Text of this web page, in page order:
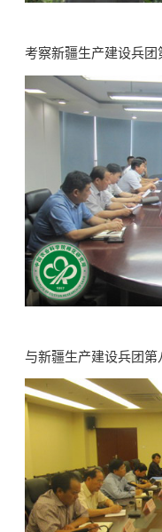
考察新疆生产建设兵
与新疆生产建设兵团第